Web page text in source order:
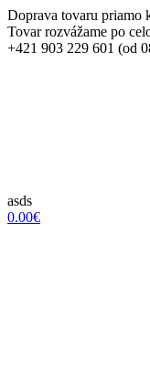
Doprava tovaru priamo
Tovar rozvážame po
+421 903 229 601 (od
asds
0.00€